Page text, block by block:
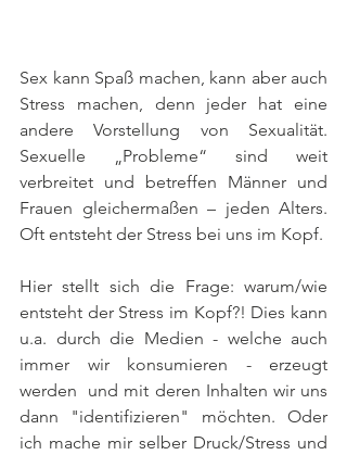
Sex kann Spaß machen, kann aber auch
Stress machen, denn jeder hat eine
andere Vorstellung von Sexualität.
Sexuelle „Probleme“ sind weit
verbreitet und betreffen Männer und
Frauen gleichermaßen – jeden Alters.
Oft entsteht der Stress bei uns im Kopf.
Hier stellt sich die Frage: warum/wie
entsteht der Stress im Kopf?! Dies kann
u.a. durch die Medien - welche auch
immer wir konsumieren - erzeugt
werden  und mit deren Inhalten wir uns
dann "identifizieren" möchten. Oder
ich mache mir selber Druck/Stress und